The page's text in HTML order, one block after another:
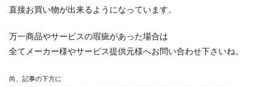
直接お買い物が出来るようになっています。
万一商品やサービスの瑕疵があった場合は
全てメーカー様やサービス提供元様へお問い合わせ下さいね。
尚、記事の下方に